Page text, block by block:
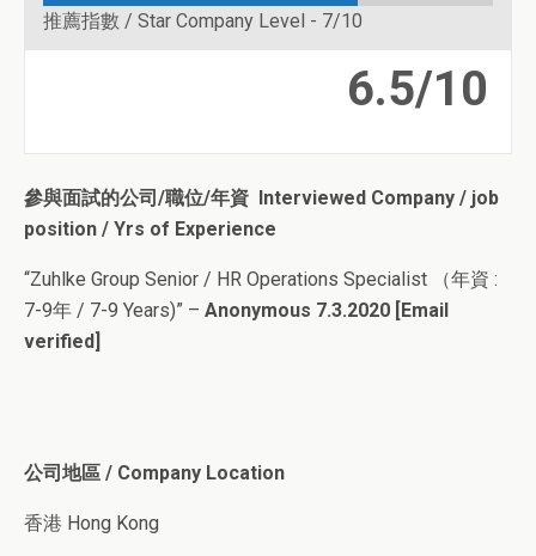
推薦指數 / Star Company Level - 7/10
6.5/10
參與面試的公司/職位/年資 Interviewed Company / job
position / Yrs of Experience
“Zuhlke Group Senior / HR Operations Specialist （年資 :
7-9年 / 7-9 Years)” – Anonymous 7.3.2020 [Email
verified]
公司地區 / Company Location
香港 Hong Kong